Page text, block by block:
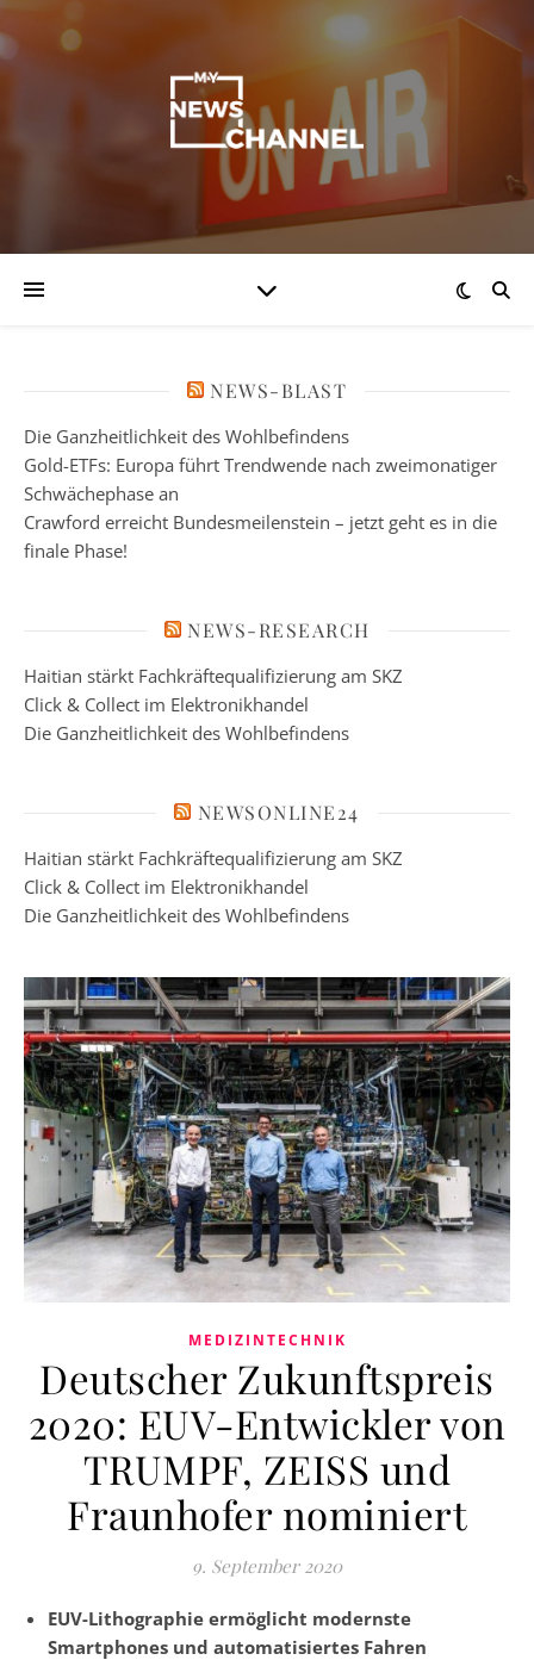
NEWS-BLAST
Die Ganzheitlichkeit des Wohlbefindens
Gold-ETFs: Europa führt Trendwende nach zweimonatiger
Schwächephase an
Crawford erreicht Bundesmeilenstein – jetzt geht es in die
finale Phase!
NEWS-RESEARCH
Haitian stärkt Fachkräftequalifizierung am SKZ
Click & Collect im Elektronikhandel
Die Ganzheitlichkeit des Wohlbefindens
NEWSONLINE24
Haitian stärkt Fachkräftequalifizierung am SKZ
Click & Collect im Elektronikhandel
Die Ganzheitlichkeit des Wohlbefindens
MEDIZINTECHNIK
Deutscher Zukunftspreis
2020: EUV-Entwickler von
TRUMPF, ZEISS und
Fraunhofer nominiert
9. September 2020
EUV-Lithographie ermöglicht modernste
Smartphones und automatisiertes Fahren